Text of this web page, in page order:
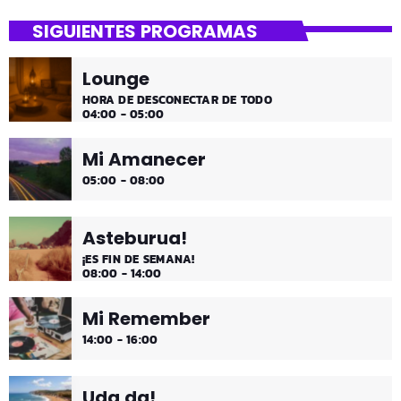
SIGUIENTES PROGRAMAS
Lounge
HORA DE DESCONECTAR DE TODO
04:00 - 05:00
Mi Amanecer
05:00 - 08:00
Asteburua!
¡ES FIN DE SEMANA!
08:00 - 14:00
Mi Remember
14:00 - 16:00